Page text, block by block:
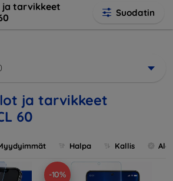
ja tarvikkeet
Suodatin
ja tarvikkeet
60
Halpa Kallis
-10%